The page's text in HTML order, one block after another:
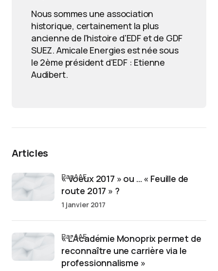
Nous sommes une association
historique, certainement la plus
ancienne de l'histoire d'EDF et de GDF
SUEZ. Amicale Energies est née sous
le 2ème président d'EDF : Etienne
Audibert.
Articles
« Voeux 2017 » ou … « Feuille de
route 2017 » ?
par AAE
1 janvier 2017
« L’Académie Monoprix permet de
reconnaître une carrière via le
professionnalisme »
par AAE